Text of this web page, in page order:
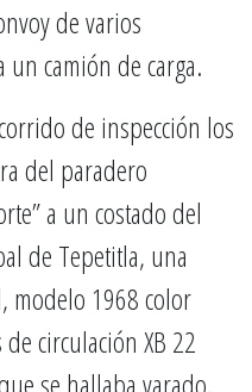
de varios
camión de carga.
de inspección los
del paradero
a un costado del
de Tepetitla, una
modelo 1968 color
circulación XB 22